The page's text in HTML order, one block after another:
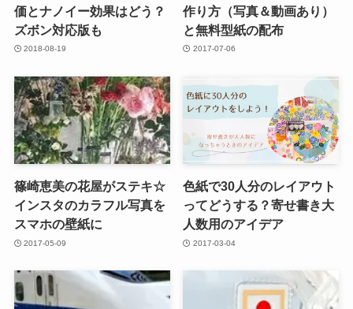
価とナノイー効果はどう？
ズボン対応版も
2018-08-19
作り方（写真＆動画あり）
と無料型紙の配布
2017-07-06
篠崎恵美の花屋がステキ☆
インスタのカラフル写真を
スマホの壁紙に
2017-05-09
色紙で30人分のレイアウト
ってどうする？寄せ書き大
人数用のアイデア
2017-03-04